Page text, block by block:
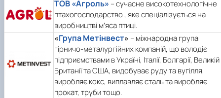
ТОВ «Агроль» – сучасне високотехнологічне
птахогосподарство , яке спеціалізується на
виробництві м’яса птиці.
«Група Метінвест» − міжнародна група
гірничо-металургійних компаній, що володіє
підприємствами в Україні, Італії, Болгарії, Великій
Британії та США, видобуває руду та вугілля,
виробляє кокс, виплавляє сталь та виробляє
прокат, труби тощо.